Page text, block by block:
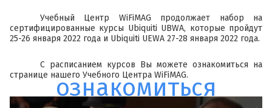
Учебный Центр WiFiMAG продолжает набор на
сертифицированные курсы Ubiquiti UBWA, которые пройдут
25-26 января 2022 года и Ubiquiti UEWA 27-28 января 2022 года.
С расписанием курсов Вы можете ознакомиться на
странице нашего Учебного Центра WiFiMAG.
ознакомиться